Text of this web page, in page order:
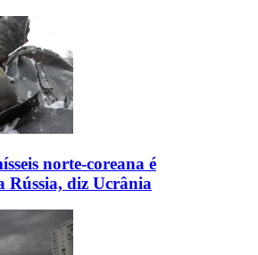
norte-coreana é
Rússia, diz Ucrânia